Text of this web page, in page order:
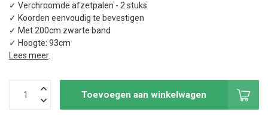
✓ Verchroomde afzetpalen - 2 stuks
✓ Koorden eenvoudig te bevestigen
✓ Met 200cm zwarte band
✓ Hoogte: 93cm
Lees meer.
Toevoegen aan winkelwagen